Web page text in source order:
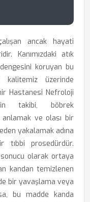
ancak hayati
Kanımızdaki atık
koruyan bu
kalitemiz üzerinde
Hastanesi Nefroloji
takibi, böbrek
anlamak ve olası bir
yakalamak adına
tıbbi prosedürdür.
olarak ortaya
kandan temizlenen
bir yavaşlama veya
bu madde kanda